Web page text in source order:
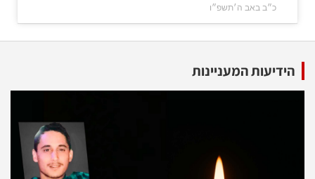
כ״ב באב ה׳תשפ״ו
הידיעות המעניינות